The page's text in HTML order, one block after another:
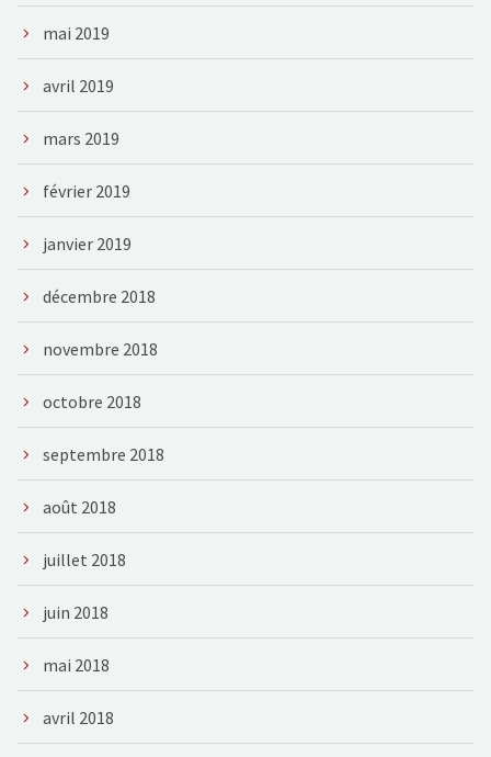
mai 2019
avril 2019
mars 2019
février 2019
janvier 2019
décembre 2018
novembre 2018
octobre 2018
septembre 2018
août 2018
juillet 2018
juin 2018
mai 2018
avril 2018